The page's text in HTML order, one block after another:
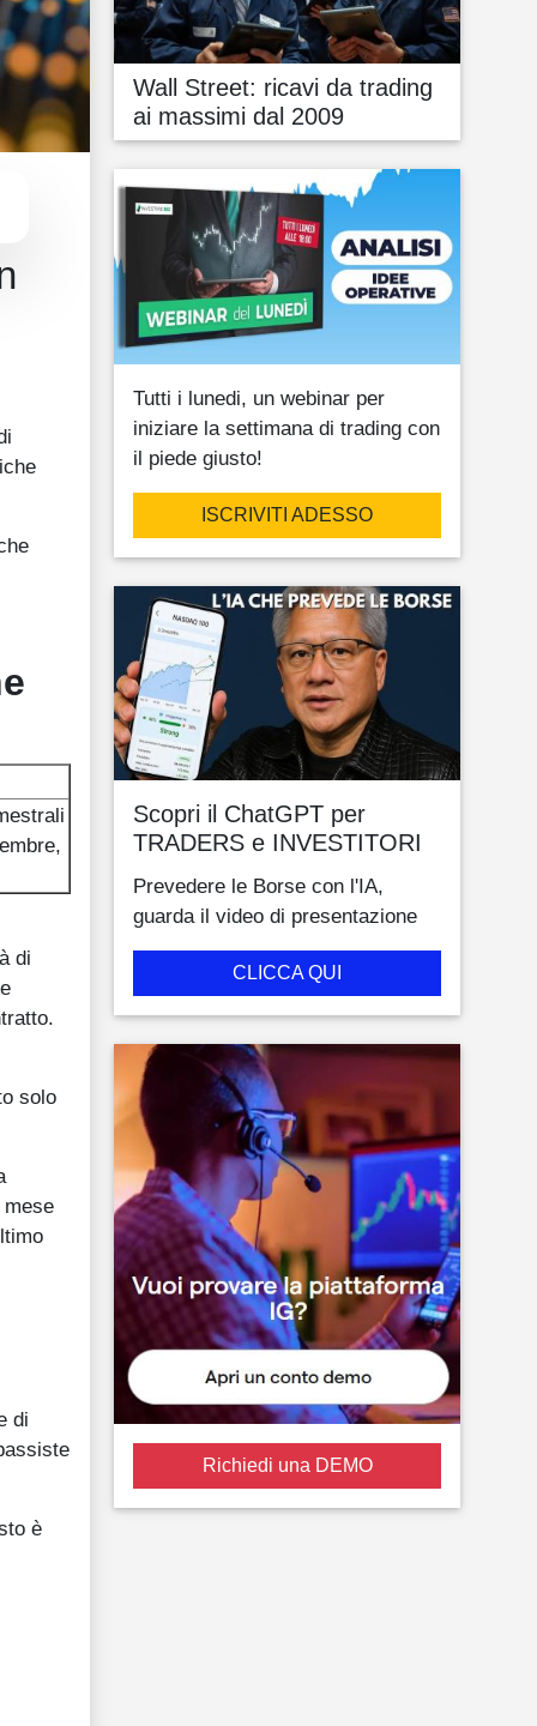
di
solo
mese
di
è
Wall Street: ricavi da trading
ai massimi dal 2009
Tutti i lunedi, un webinar per
iniziare la settimana di trading con
il piede giusto!
ISCRIVITI ADESSO
Scopri il ChatGPT per
TRADERS e INVESTITORI
Prevedere le Borse con l'IA,
guarda il video di presentazione
CLICCA QUI
Richiedi una DEMO